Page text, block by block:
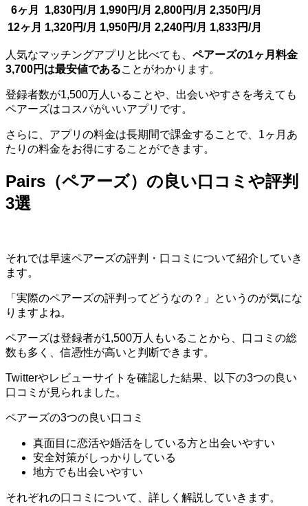
6ヶ月
1,830円/月 1,990円/月 2,800円/月 2,350円/月
12ヶ月 1,320円/月 1,950円/月 2,240円/月 1,833円/月
人気なマッチングアプリと比べても、 ペアーズの1ヶ月料金
3,700円は最安値であることがわかります。
登録者数が1,500万人いることや、出会いやすさを考えても
ペアーズはコスパがいいアプリです。
さらに、アプリの料金は長期間で課金することで、1ヶ月あ
たりの料金をお得にすることができます。
Pairs（ペアーズ）の良い口コミや評判
3選
それでは早速ペアーズの評判・口コミについて紹介していき
ます。
「実際のペアーズの評判ってどうなの？」というのが気にな
りますよね。
ペアーズは登録者が1,500万人もいることから、口コミの総
数も多く、信憑性が高いと判断できます。
Twitterやレビューサイトを確認した結果、以下の3つの良い
口コミが見られました。
ペアーズの3つの良い口コミ
真面目に恋活や婚活をしている方と出会いやすい
安全対策がしっかりしている
地方でも出会いやすい
それぞれの口コミについて、詳しく解説していきます。